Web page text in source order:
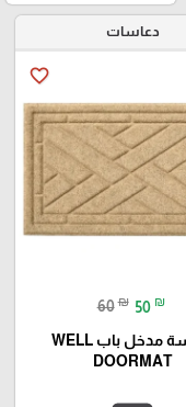
دعاسات
favorite_border
60 ₪ 50 ₪
دعاسة مدخل باب WELL
DOORMAT